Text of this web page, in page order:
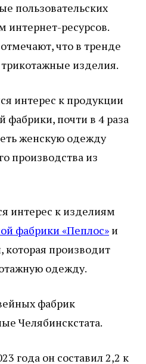
пользовательских
интернет-ресурсов.
что в тренде
изделия.
интерес к продукции
фабрики, почти в 4 раза
женскую одежду
производства из
интерес к изделиям
фабрики «Пеплос» и
которая производит
одежду.
фабрик
Челябинскстата.
года он составил 2,2 к